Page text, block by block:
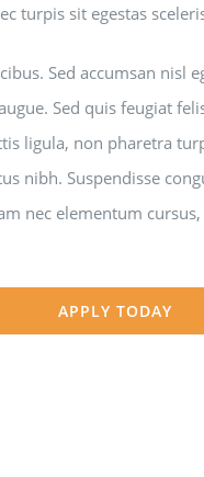
turpis sit egestas
Sed accumsan nisl
Sed quis feugiat
ligula, non pharetra
nibh. Suspendisse
nec elementum
APPLY TODAY